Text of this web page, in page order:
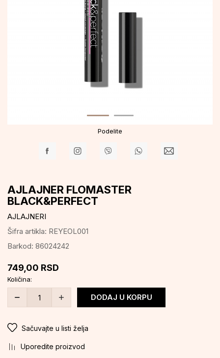
Podelite
AJLAJNER FLOMASTER
BLACK&PERFECT
AJLAJNERI
Šifra artikla: REYEOL001
Barkod: 86024242
749,00 RSD
Količina:
DODAJ U KORPU
Sačuvajte u listi želja
Uporedite proizvod